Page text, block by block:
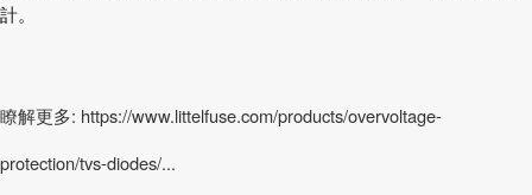
計。
瞭解更多: https://www.littelfuse.com/products/overvoltage-
protection/tvs-diodes/...